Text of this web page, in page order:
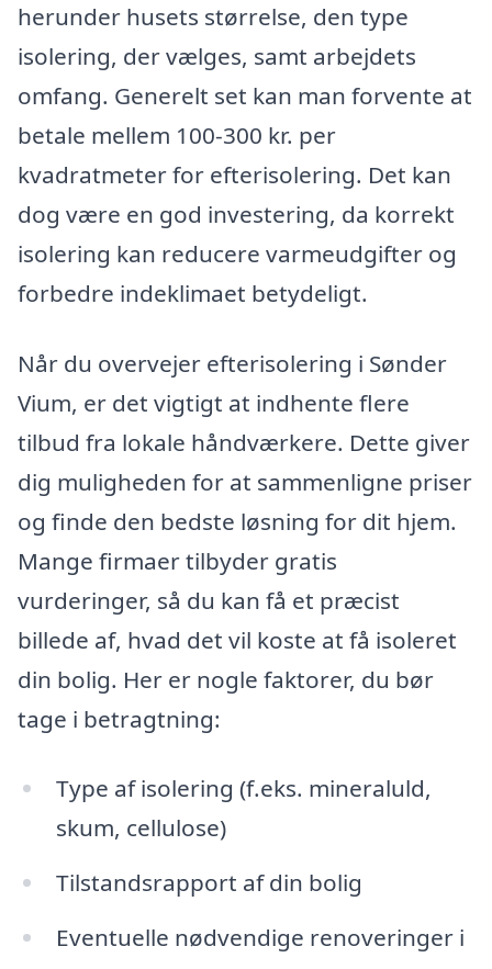
herunder husets størrelse, den type
isolering, der vælges, samt arbejdets
omfang. Generelt set kan man forvente at
betale mellem 100-300 kr. per
kvadratmeter for efterisolering. Det kan
dog være en god investering, da korrekt
isolering kan reducere varmeudgifter og
forbedre indeklimaet betydeligt.
Når du overvejer efterisolering i Sønder
Vium, er det vigtigt at indhente flere
tilbud fra lokale håndværkere. Dette giver
dig muligheden for at sammenligne priser
og finde den bedste løsning for dit hjem.
Mange firmaer tilbyder gratis
vurderinger, så du kan få et præcist
billede af, hvad det vil koste at få isoleret
din bolig. Her er nogle faktorer, du bør
tage i betragtning:
Type af isolering (f.eks. mineraluld,
skum, cellulose)
Tilstandsrapport af din bolig
Eventuelle nødvendige renoveringer i